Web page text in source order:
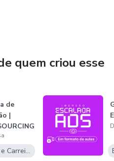
quem criou esse
de
|
Negócios e Carreira